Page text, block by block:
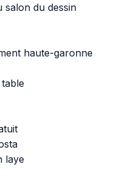
salon du dessin
haute-garonne
laye